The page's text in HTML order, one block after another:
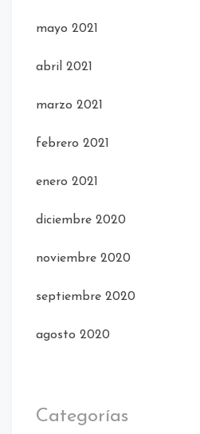
mayo 2021
abril 2021
marzo 2021
febrero 2021
enero 2021
diciembre 2020
noviembre 2020
septiembre 2020
agosto 2020
Categorías